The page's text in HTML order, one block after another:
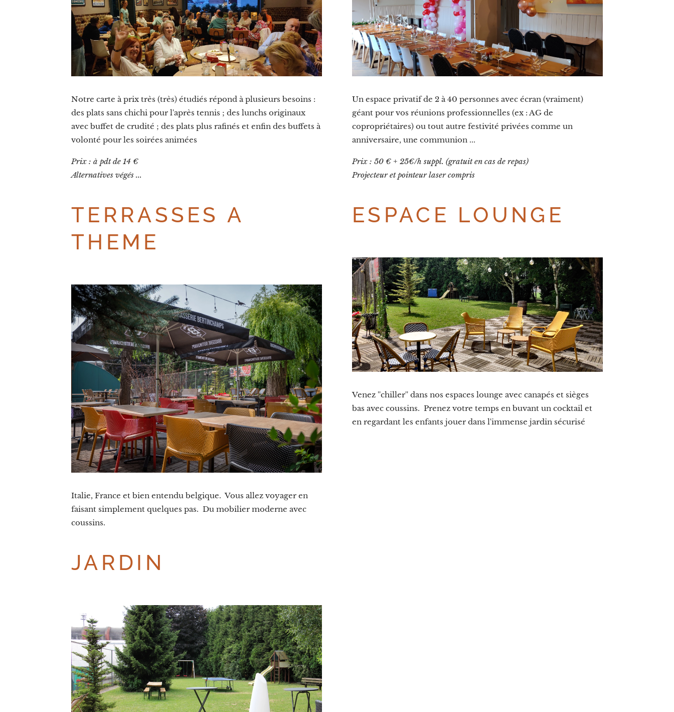
Notre carte à prix très (très) étudiés répond à plusieurs besoins :
des plats sans chichi pour l'après tennis ; des lunchs originaux
avec buffet de crudité ; des plats plus rafinés et enfin des buffets à
volonté pour les soirées animées
Prix : à pdt de 14 €
Alternatives végés ...
TERRASSES A
THEME
Italie, France et bien entendu belgique. Vous allez voyager en
faisant simplement quelques pas. Du mobilier moderne avec
coussins.
JARDIN
Un espace privatif de 2 à 40 personnes avec écran (vraiment)
géant pour vos réunions professionnelles (ex : AG de
copropriétaires) ou tout autre festivité privées comme un
anniversaire, une communion ...
Prix : 50 € + 25€/h suppl. (gratuit en cas de repas)
Projecteur et pointeur laser compris
ESPACE LOUNGE
Venez ''chiller'' dans nos espaces lounge avec canapés et sièges
bas avec coussins. Prenez votre temps en buvant un cocktail et
en regardant les enfants jouer dans l'immense jardin sécurisé